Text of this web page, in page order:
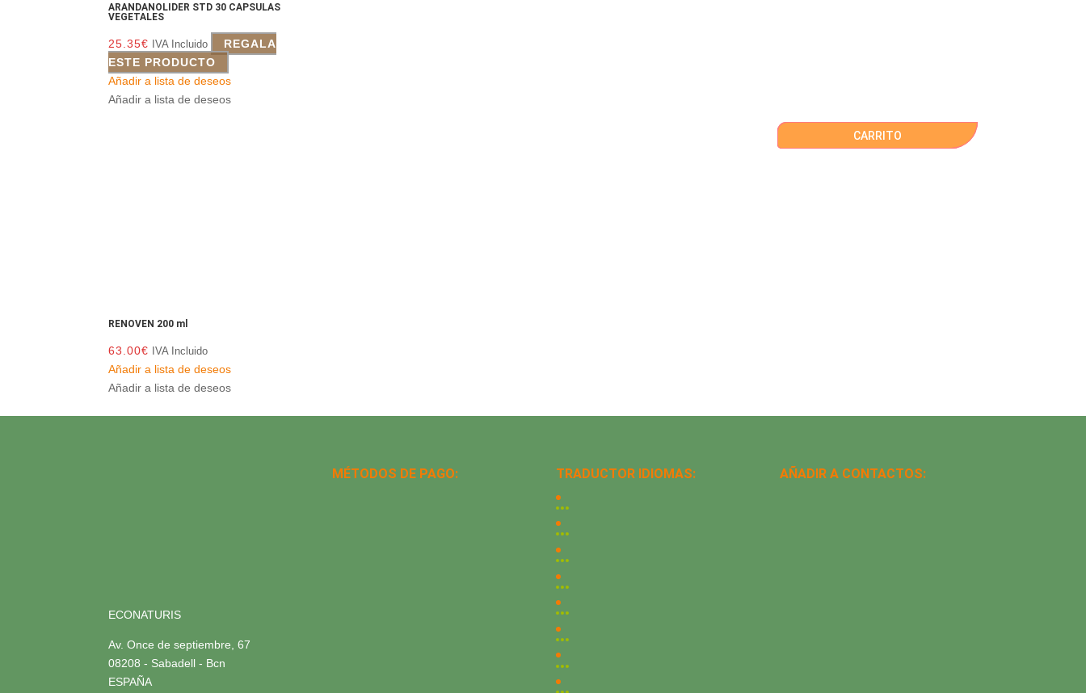
ARANDANOLIDER STD 30 CAPSULAS
VEGETALES
25.35€ IVA Incluido
REGALA
ESTE PRODUCTO
Añadir a lista de deseos
Añadir a lista de deseos
RENOVEN 200 ml
63.00€ IVA Incluido
Añadir a lista de deseos
Añadir a lista de deseos
CARRITO
ECONATURIS
Av. Once de septiembre, 67
08208 - Sabadell - Bcn
ESPAÑA
MÉTODOS DE PAGO: TRADUCTOR IDIOMAS: AÑADIR A CONTACTOS: